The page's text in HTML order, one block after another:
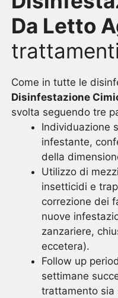
Da Letto
Come in tutte le
Disinfestazione
svolta seguendo tre
Individuazione
infestante,
della
Utilizzo di
insetticidi e
correzione dei
nuove
zanzariere,
eccetera).
Follow up
settimane
trattamento sia